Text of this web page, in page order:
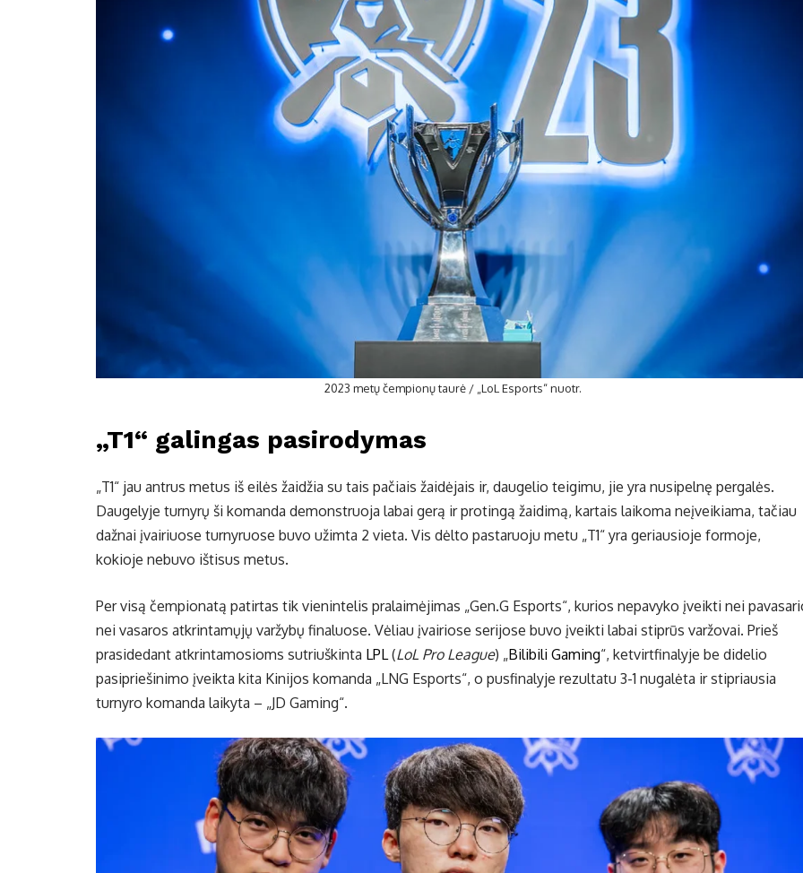
2023 metų čempionų taurė / „LoL Esports“ nuotr.
„T1“ galingas pasirodymas
„T1“ jau antrus metus iš eilės žaidžia su tais pačiais žaidėjais ir, daugelio teigimu, jie yra nusipelnę pergalės.
Daugelyje turnyrų ši komanda demonstruoja labai gerą ir protingą žaidimą, kartais laikoma neįveikiama, tačiau
dažnai įvairiuose turnyruose buvo užimta 2 vieta. Vis dėlto pastaruoju metu „T1“ yra geriausioje formoje,
kokioje nebuvo ištisus metus.
Per visą čempionatą patirtas tik vienintelis pralaimėjimas „Gen.G Esports“, kurios nepavyko įveikti nei
nei vasaros atkrintamųjų varžybų finaluose. Vėliau įvairiose serijose buvo įveikti labai stiprūs varžovai. Prieš
prasidedant atkrintamosioms sutriuškinta LPL (LoL Pro League) „Bilibili Gaming“, ketvirtfinalyje be didelio
pasipriešinimo įveikta kita Kinijos komanda „LNG Esports“, o pusfinalyje rezultatu 3-1 nugalėta ir stipriausia
turnyro komanda laikyta – „JD Gaming“.